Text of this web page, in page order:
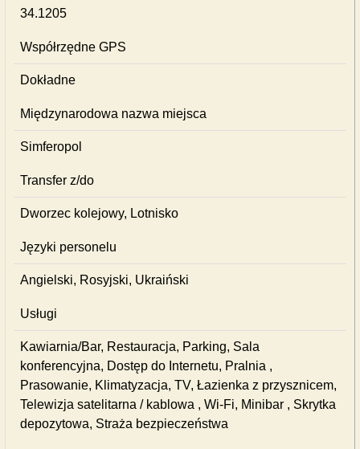
34.1205
Współrzędne GPS
Dokładne
Międzynarodowa nazwa miejsca
Simferopol
Transfer z/do
Dworzec kolejowy, Lotnisko
Języki personelu
Angielski, Rosyjski, Ukraiński
Usługi
Kawiarnia/Bar, Restauracja, Parking, Sala
konferencyjna, Dostęp do Internetu, Pralnia ,
Prasowanie, Klimatyzacja, TV, Łazienka z przysznicem,
Telewizja satelitarna / kablowa , Wi-Fi, Minibar , Skrytka
depozytowa, Straża bezpieczeństwa